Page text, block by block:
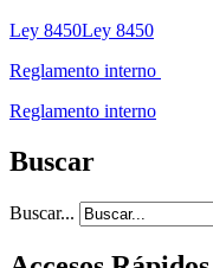
Ley 8450Ley 8450
Reglamento interno
Reglamento interno
Buscar
Buscar...